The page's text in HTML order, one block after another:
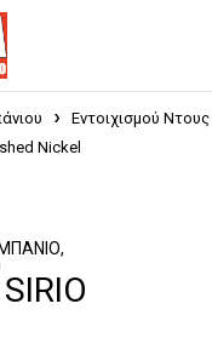
Εντοιχισμού Ντους
Nickel
ΜΠΑΝΙΟ,